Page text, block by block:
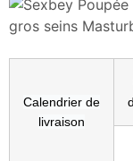
Calendrier de
livraison